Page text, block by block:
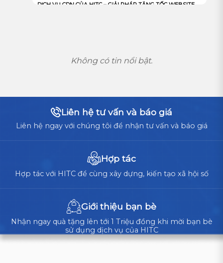
DỊCH VỤ CDN CỦA HITC – GIẢI PHÁP TĂNG TỐC WEBSITE
Không có tin nổi bật.
Liên hệ tư vấn và báo giá
Liên hệ ngay với chúng tôi để nhận tư vấn và báo giá
Hợp tác
Hợp tác với HITC để cùng xây dựng, kiến tạo xã hội số
Giới thiệu bạn bè
Nhận ngay quà tặng lên tới 1 Triệu đồng khi mời bạn bè
sử dụng dịch vụ của HITC